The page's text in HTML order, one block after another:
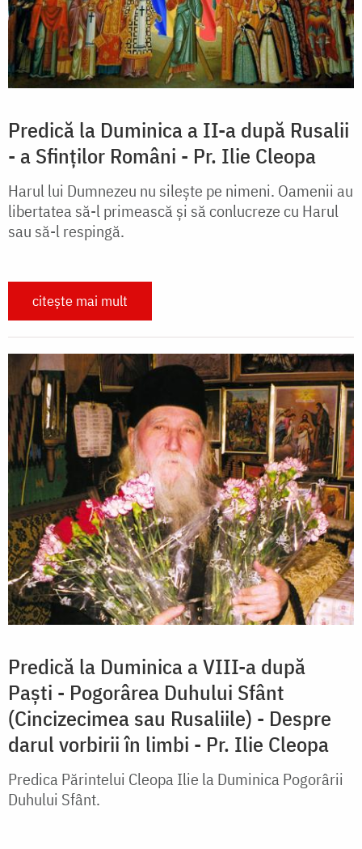
Predică la Duminica a II-a după Rusalii
- a Sfinţilor Români - Pr. Ilie Cleopa
Harul lui Dumnezeu nu silește pe nimeni. Oamenii au
libertatea să-l primească și să conlucreze cu Harul
sau să-l respingă.
citește mai mult
Predică la Duminica a VIII-a după
Paşti - Pogorârea Duhului Sfânt
(Cincizecimea sau Rusaliile) - Despre
darul vorbirii în limbi - Pr. Ilie Cleopa
Predica Părintelui Cleopa Ilie la Duminica Pogorârii
Duhului Sfânt.